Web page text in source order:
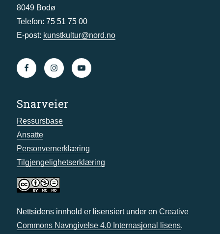
8049 Bodø
Telefon: 75 51 75 00
E-post: kunstkultur@nord.no
Snarveier
Ressursbase
Ansatte
Personvernerklæring
Tilgjengelighetserklæring
Nettsidens innhold er lisensiert under en Creative
Commons Navngivelse 4.0 Internasjonal lisens.